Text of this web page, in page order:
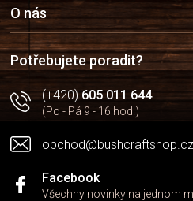
a
t
í
O nás
Potřebujete poradit?
(+420)605 011 644
(Po - Pá 9 - 16 hod.)
obchod@bushcraftshop.cz
Facebook
Všechny novinky na jednom